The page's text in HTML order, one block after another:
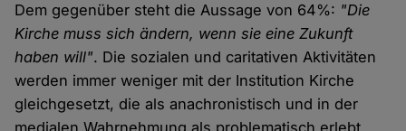
Dem gegenüber steht die Aussage von 64%: "Die
Kirche muss sich ändern, wenn sie eine Zukunft
haben will". Die sozialen und caritativen Aktivitäten
werden immer weniger mit der Institution Kirche
gleichgesetzt, die als anachronistisch und in der